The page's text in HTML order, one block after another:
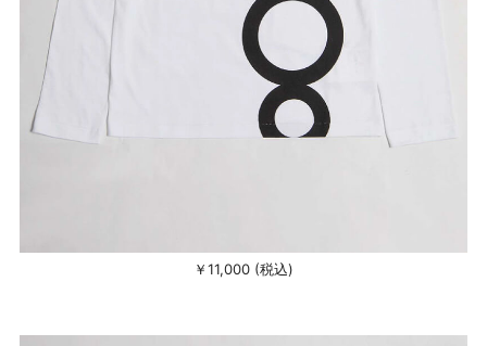
￥11,000 (税込)